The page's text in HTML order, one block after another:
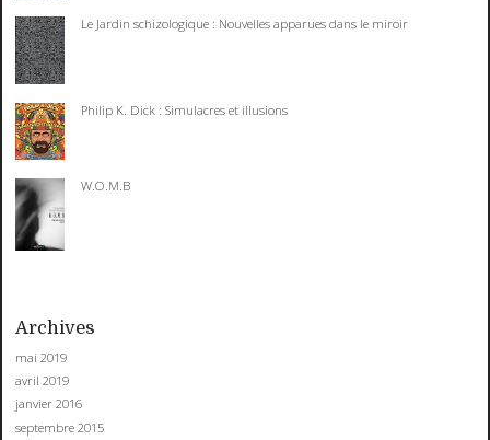
Le Jardin schizologique : Nouvelles apparues dans le miroir
Philip K. Dick : Simulacres et illusions
W.O.M.B
Archives
mai 2019
avril 2019
janvier 2016
septembre 2015